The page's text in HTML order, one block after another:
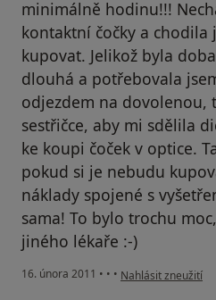
minimálně hodinu!!!
kontaktní čočky a chodila
kupovat. Jelikož byla
dlouhá a potřebovala
odjezdem na dovolenou,
sestřičce, aby mi sdělila
ke koupi čoček v optice.
pokud si je nebudu
náklady spojené s
sama! To bylo trochu
jiného lékaře :-)
16. února 2011 • • • podle názoru
Nahlásit zneužití